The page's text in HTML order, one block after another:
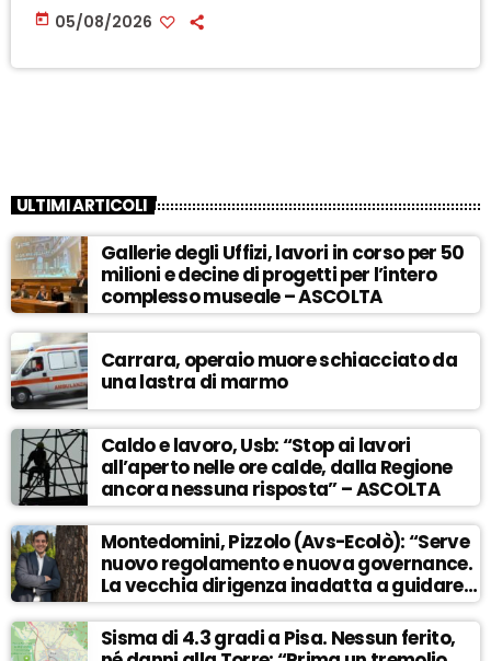
today 05/08/2026
ULTIMI ARTICOLI
Gallerie degli Uffizi, lavori in corso per 50
milioni e decine di progetti per l’intero
complesso museale – ASCOLTA
Carrara, operaio muore schiacciato da
una lastra di marmo
Caldo e lavoro, Usb: “Stop ai lavori
all’aperto nelle ore calde, dalla Regione
ancora nessuna risposta” – ASCOLTA
Montedomini, Pizzolo (Avs-Ecolò): “Serve
nuovo regolamento e nuova governance.
La vecchia dirigenza inadatta a guidare
la svolta” – ASCOLTA
Sisma di 4.3 gradi a Pisa. Nessun ferito,